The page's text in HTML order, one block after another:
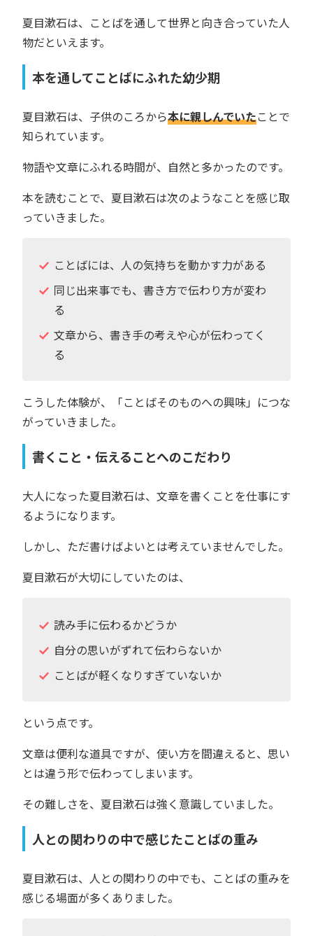
夏目漱石は、ことばを通して世界と向き合っていた人
物だといえます。
本を通してことばにふれた幼少期
夏目漱石は、子供のころから本に親しんでいたことで
知られています。
物語や文章にふれる時間が、自然と多かったのです。
本を読むことで、夏目漱石は次のようなことを感じ取
っていきました。
ことばには、人の気持ちを動かす力がある
同じ出来事でも、書き方で伝わり方が変わ
る
文章から、書き手の考えや心が伝わってく
る
こうした体験が、「ことばそのものへの興味」につな
がっていきました。
書くこと・伝えることへのこだわり
大人になった夏目漱石は、文章を書くことを仕事にす
るようになります。
しかし、ただ書けばよいとは考えていませんでした。
夏目漱石が大切にしていたのは、
読み手に伝わるかどうか
自分の思いがずれて伝わらないか
ことばが軽くなりすぎていないか
という点です。
文章は便利な道具ですが、使い方を間違えると、思い
とは違う形で伝わってしまいます。
その難しさを、夏目漱石は強く意識していました。
人との関わりの中で感じたことばの重み
夏目漱石は、人との関わりの中でも、ことばの重みを
感じる場面が多くありました。